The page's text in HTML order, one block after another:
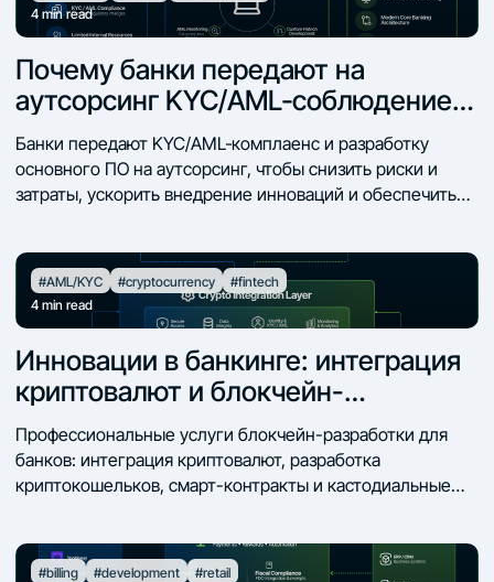
4min read
Почему банки передают на
аутсорсинг KYC/AML‑соблюдение и
разработку основного банковского
ПО
Банки передают KYC/AML‑комплаенс и разработку
основного ПО на аутсорсинг, чтобы снизить риски и
затраты, ускорить внедрение инноваций и обеспечить
автоматизировать комплаенс и повышать
эффективность через кастомные финтех‑решения.
#AML/KYC #cryptocurrency
#fintech
4min read
Инновации в банкинге: интеграция
криптовалют и блокчейн-
разработка
Профессиональные услуги блокчейн-разработки для
банков: интеграция криптовалют, разработка
криптокошельков, смарт-контракты и кастодиальные
#billing #development
#retail